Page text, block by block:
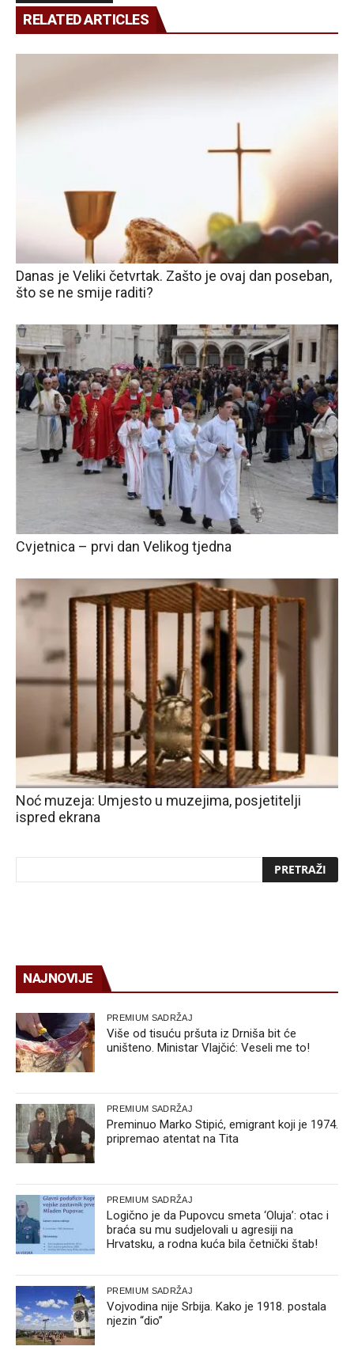
RELATED ARTICLES
Danas je Veliki četvrtak. Zašto je ovaj dan poseban,
što se ne smije raditi?
Cvjetnica – prvi dan Velikog tjedna
Noć muzeja: Umjesto u muzejima, posjetitelji
ispred ekrana
NAJNOVIJE
PREMIUM SADRŽAJ
Više od tisuću pršuta iz Drniša bit će
uništeno. Ministar Vlajčić: Veseli me to!
PREMIUM SADRŽAJ
Preminuo Marko Stipić, emigrant koji je 1974.
pripremao atentat na Tita
PREMIUM SADRŽAJ
Logično je da Pupovcu smeta ‘Oluja’: otac i
braća su mu sudjelovali u agresiji na
Hrvatsku, a rodna kuća bila četnički štab!
PREMIUM SADRŽAJ
Vojvodina nije Srbija. Kako je 1918. postala
njezin “dio”